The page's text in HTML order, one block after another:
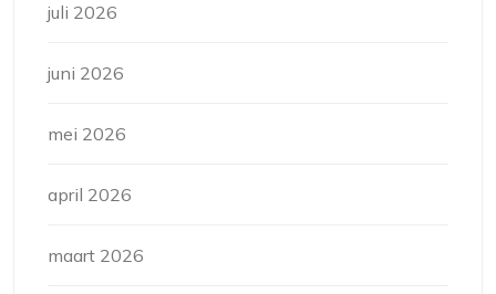
juli 2026
juni 2026
mei 2026
april 2026
maart 2026